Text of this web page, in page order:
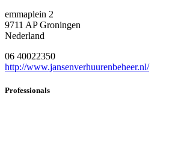
emmaplein 2
9711 AP Groningen
Nederland
06 40022350
http://www.jansenverhuurenbeheer.nl/
Professionals